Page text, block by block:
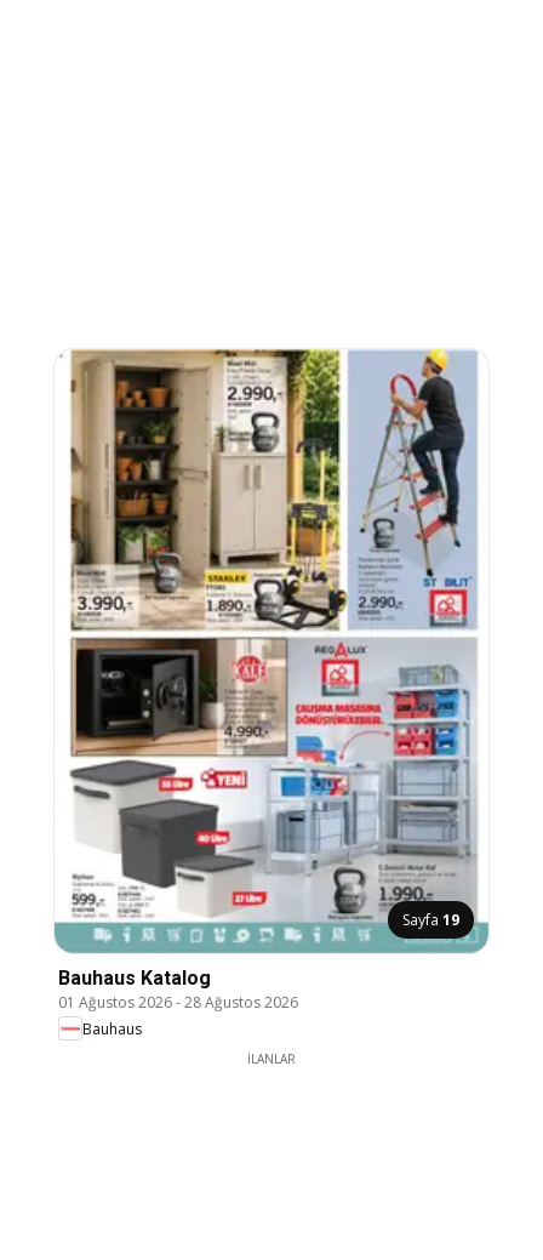
Sayfa 19
Bauhaus Katalog
01 Ağustos 2026-28 Ağustos 2026
Bauhaus
İLANLAR